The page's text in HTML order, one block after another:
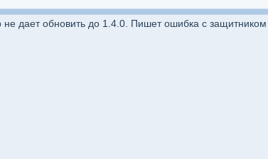
не дает обновить до 1.4.0. Пишет ошибка с